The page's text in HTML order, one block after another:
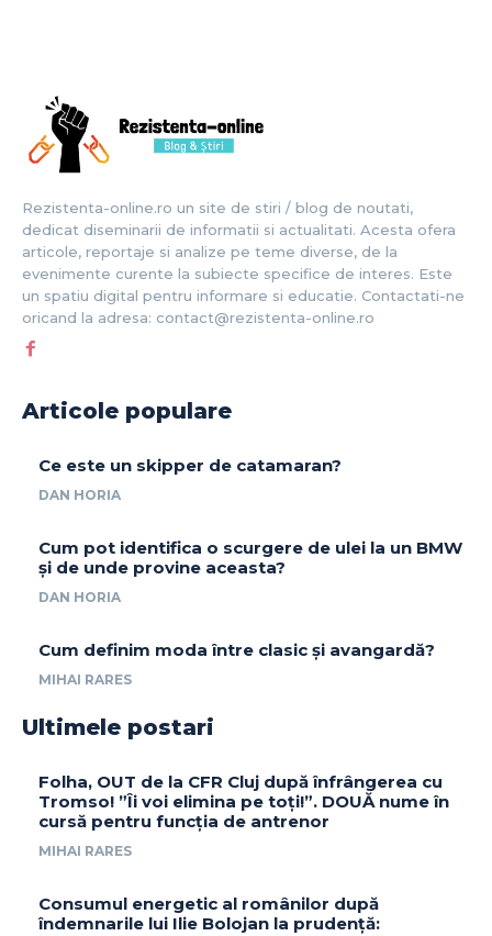
Rezistenta-online.ro un site de stiri / blog de noutati,
dedicat diseminarii de informatii si actualitati. Acesta ofera
articole, reportaje si analize pe teme diverse, de la
evenimente curente la subiecte specifice de interes. Este
un spatiu digital pentru informare si educatie. Contactati-ne
oricand la adresa: contact@rezistenta-online.ro
Articole populare
Ce este un skipper de catamaran?
DAN HORIA
Cum pot identifica o scurgere de ulei la un BMW
și de unde provine aceasta?
DAN HORIA
Cum definim moda între clasic și avangardă?
MIHAI RARES
Ultimele postari
Folha, OUT de la CFR Cluj după înfrângerea cu
Tromso! ”Îi voi elimina pe toți!”. DOUĂ nume în
cursă pentru funcția de antrenor
MIHAI RARES
Consumul energetic al românilor după
îndemnarile lui Ilie Bolojan la prudență: